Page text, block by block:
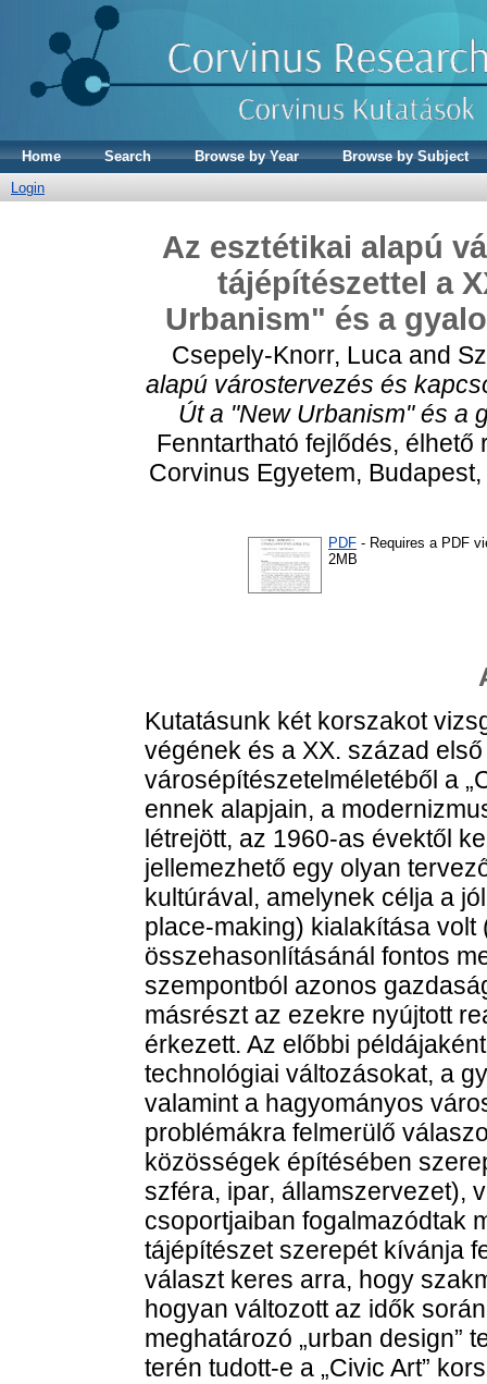
Home Search Browse by Year
Browse by Subject
Login
Az esztétikai alapú
tájépítészettel a
Urbanism" és a
Csepely-Knorr, Lucaand
alapú várostervezés és
Út a "New Urbanism" és a
Fenntartható fejlődés, élhető
Corvinus Egyetem,
PDF - Requires a PDF
2MB
Kutatásunk két korszakot
végének és a XX. század
városépítészetelméletéből a
ennek alapjain, a
létrejött, az 1960-as évektől
jellemezhető egy olyan
kultúrával, amelynek célja a
place-making) kialakítása volt
összehasonlításánál fontos
szempontból azonos
másrészt az ezekre nyújtott
érkezett. Az előbbi
technológiai változásokat, a
valamint a hagyományos
problémákra felmerülő
közösségek építésében
szféra, ipar, államszervezet),
csoportjaiban fogalmazódtak
tájépítészet szerepét kívánja
választ keres arra, hogy
hogyan változott az idők
meghatározó „urban design”
terén tudott-e a „Civic Art”